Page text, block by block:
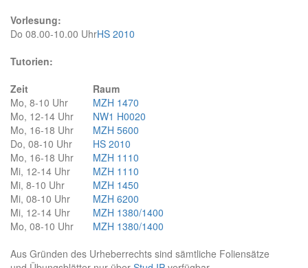
Vorlesung:
Do 08.00-10.00 UhrHS 2010
Tutorien:
Zeit
Raum
Mo, 8-10 Uhr
MZH 1470
Mo, 12-14 Uhr
NW1 H0020
Mo, 16-18 Uhr
MZH 5600
Do, 08-10 Uhr
HS 2010
Mo, 16-18 Uhr
MZH 1110
Mi, 12-14 Uhr
MZH 1110
Mi, 8-10 Uhr
MZH 1450
Mi, 08-10 Uhr
MZH 6200
Mi, 12-14 Uhr
MZH 1380/1400
Mo, 08-10 Uhr
MZH 1380/1400
Aus Gründen des Urheberrechts sind sämtliche Foliensätze